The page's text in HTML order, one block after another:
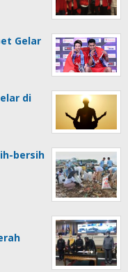
Gelar
di
bersih